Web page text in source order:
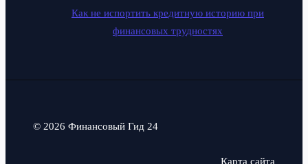
Как не испортить кредитную историю при
финансовых трудностях
© 2026 Финансовый Гид 24
Карта сайта